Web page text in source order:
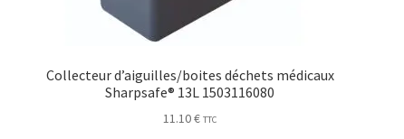
Collecteur d’aiguilles/boites déchets médicaux
Sharpsafe® 13L 1503116080
11.10€ TTC